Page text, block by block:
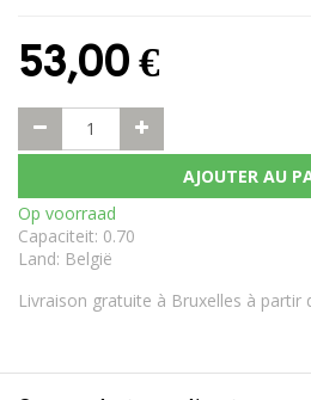
53,00€
AJOUTER AU
Op voorraad
Capaciteit: 0.70
Land: België
Livraison gratuite à Bruxelles à partir